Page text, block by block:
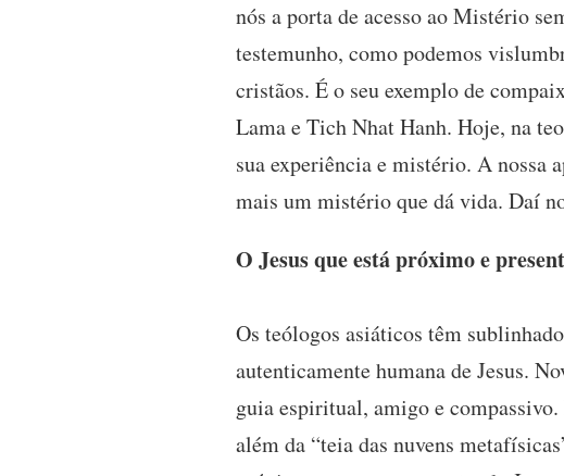
nós a porta de acesso ao Mistério
testemunho, como podemos
cristãos. É o seu exemplo de
Lama e Tich Nhat Hanh. Hoje, na
sua experiência e mistério. A nossa
mais um mistério que dá vida. Daí
O Jesus que está próximo e
Os teólogos asiáticos têm
autenticamente humana de Jesus.
guia espiritual, amigo e
além da “teia das nuvens